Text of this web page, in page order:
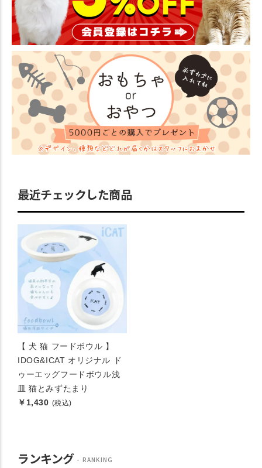
最近チェックした商品
【 犬 猫 フードボウル 】
IDOG&ICAT オリジナル ド
ゥーエッグフードボウル浅
皿 猫とみずたまり
￥1,430 (税込)
ランキング RANKING